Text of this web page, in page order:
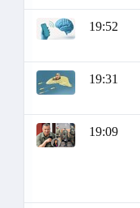
19:52
19:31
19:09